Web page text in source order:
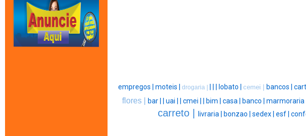
empregos | moteis | drogaria | lobato | cemei | bancos |
flores | bar | uai | cmei | bim | casa | banco | marmoraria |
carreto | livraria | bonzao | sedex | esf |